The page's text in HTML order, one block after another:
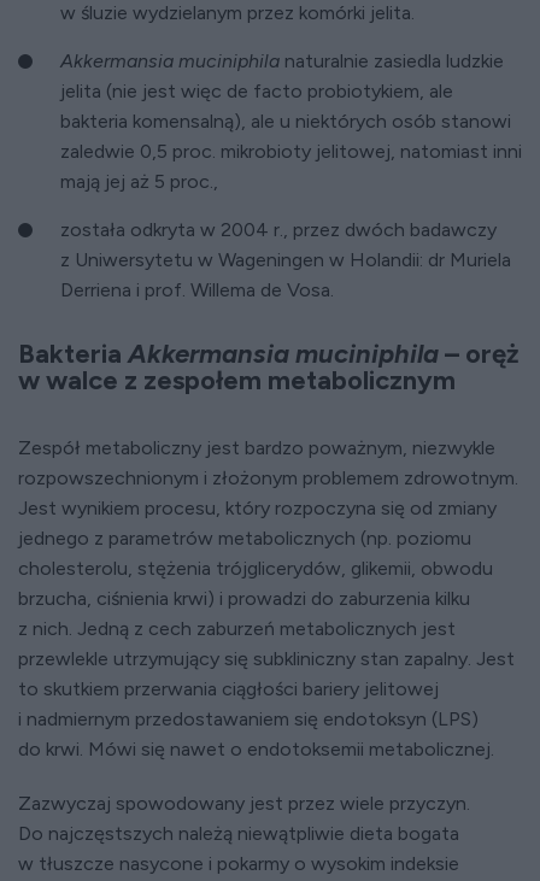
w śluzie wydzielanym przez komórki jelita.
Akkermansia muciniphila naturalnie zasiedla ludzkie
jelita (nie jest więc de facto probiotykiem, ale
bakteria komensalną), ale u niektórych osób stanowi
zaledwie 0,5 proc. mikrobioty jelitowej, natomiast inni
mają jej aż 5 proc.,
została odkryta w 2004 r., przez dwóch badawczy
z Uniwersytetu w Wageningen w Holandii: dr Muriela
Derriena i prof. Willema de Vosa.
BakteriaAkkermansia muciniphila– oręż
w walce z zespołem metabolicznym
Zespół metaboliczny jest bardzo poważnym, niezwykle
rozpowszechnionym i złożonym problemem zdrowotnym.
Jest wynikiem procesu, który rozpoczyna się od zmiany
jednego z parametrów metabolicznych (np. poziomu
cholesterolu, stężenia trójglicerydów, glikemii, obwodu
brzucha, ciśnienia krwi) i prowadzi do zaburzenia kilku
z nich. Jedną z cech zaburzeń metabolicznych jest
przewlekle utrzymujący się subkliniczny stan zapalny. Jest
to skutkiem przerwania ciągłości bariery jelitowej
i nadmiernym przedostawaniem się endotoksyn (LPS)
do krwi. Mówi się nawet o endotoksemii metabolicznej.
Zazwyczaj spowodowany jest przez wiele przyczyn.
Do najczęstszych należą niewątpliwie dieta bogata
w tłuszcze nasycone i pokarmy o wysokim indeksie